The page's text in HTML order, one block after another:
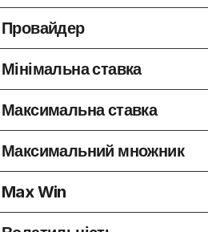
Провайдер
Мінімальна ставка
Максимальна ставка
Максимальний множник
Max Win